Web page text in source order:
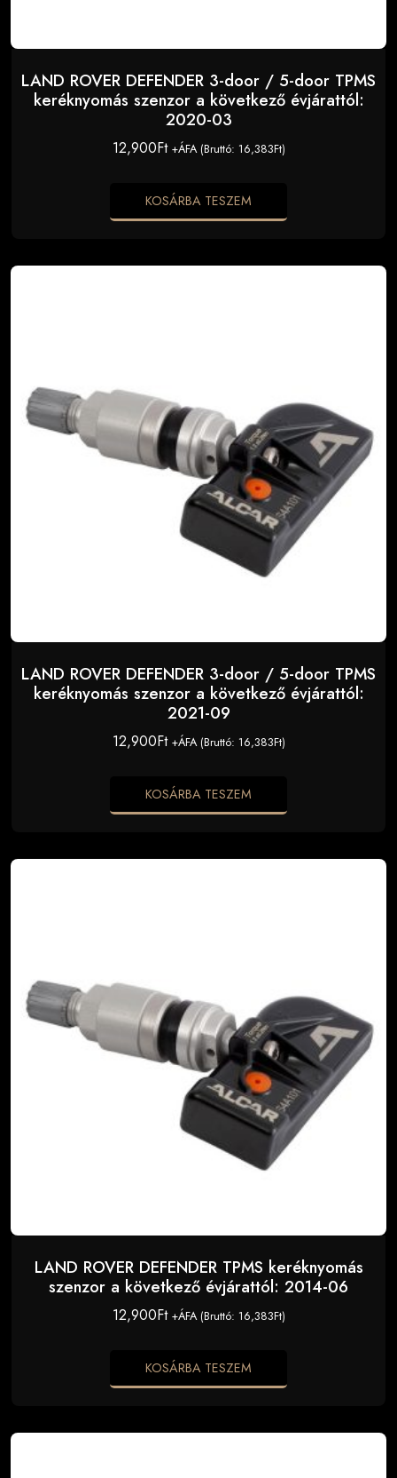
LAND ROVER DEFENDER 3-door / 5-door TPMS
keréknyomás szenzor a következő évjárattól:
2020-03
12,900Ft +ÁFA (Bruttó: 16,383Ft)
KOSÁRBA TESZEM
LAND ROVER DEFENDER 3-door / 5-door TPMS
keréknyomás szenzor a következő évjárattól:
2021-09
12,900Ft +ÁFA (Bruttó: 16,383Ft)
KOSÁRBA TESZEM
LAND ROVER DEFENDER TPMS keréknyomás
szenzor a következő évjárattól: 2014-06
12,900Ft +ÁFA (Bruttó: 16,383Ft)
KOSÁRBA TESZEM